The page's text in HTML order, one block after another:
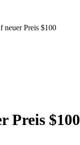
Preis $100
Preis $100